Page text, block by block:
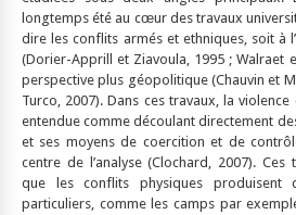
longtemps été au cœur des travaux
dire les conflits armés et ethniques, soit à
(Dorier-Apprill et Ziavoula, 1995 ; Walraet
perspective plus géopolitique (Chauvin et
Turco, 2007). Dans ces travaux, la
entendue comme découlant directement
et ses moyens de coercition et de
centre de l’analyse (Clochard, 2007).
que les conflits physiques produisent
particuliers, comme les camps par